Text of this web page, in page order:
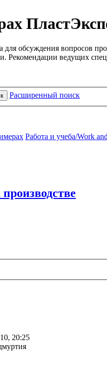
обсуждения вопросов
Рекомендации ведущих
Расширенный поиск
Работа и учеба/Work
20:25